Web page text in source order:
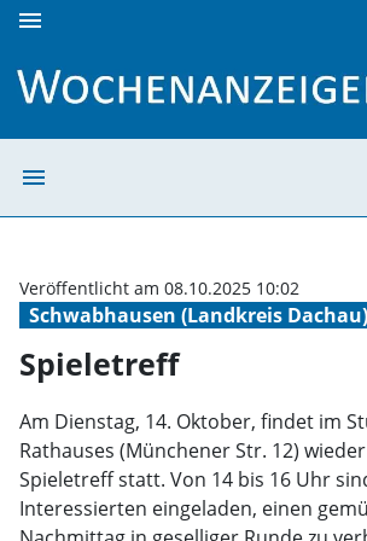
menu
menu
Schwabhausen (Landkreis Dachau)
Veröffentlicht am 08.10.2025 10:02
Spieletreff
Am Dienstag, 14. Oktober, findet im
Rathauses (Münchener Str. 12)
Spieletreff statt. Von 14 bis 16 Uhr
Interessierten eingeladen, einen